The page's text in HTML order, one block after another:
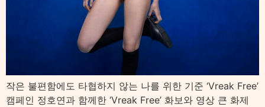
작은 불편함에도 타협하지 않는 나를 위한 기준 ‘Vreak Free’
캠페인 정호연과 함께한 ‘Vreak Free’ 화보와 영상 큰 화제